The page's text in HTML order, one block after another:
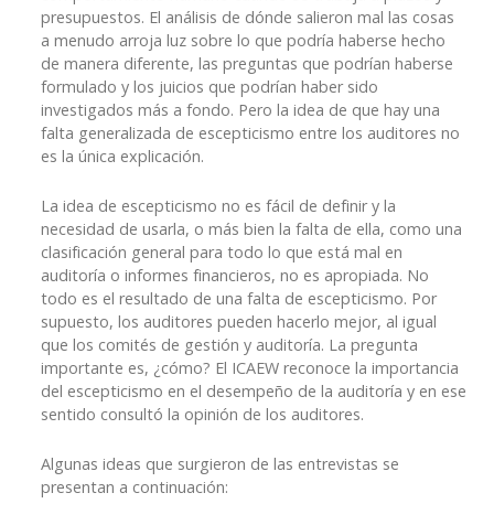
presupuestos. El análisis de dónde salieron mal las cosas
a menudo arroja luz sobre lo que podría haberse hecho
de manera diferente, las preguntas que podrían haberse
formulado y los juicios que podrían haber sido
investigados más a fondo. Pero la idea de que hay una
falta generalizada de escepticismo entre los auditores no
es la única explicación.
La idea de escepticismo no es fácil de definir y la
necesidad de usarla, o más bien la falta de ella, como una
clasificación general para todo lo que está mal en
auditoría o informes financieros, no es apropiada. No
todo es el resultado de una falta de escepticismo. Por
supuesto, los auditores pueden hacerlo mejor, al igual
que los comités de gestión y auditoría. La pregunta
importante es, ¿cómo? El ICAEW reconoce la importancia
del escepticismo en el desempeño de la auditoría y en ese
sentido consultó la opinión de los auditores.
Algunas ideas que surgieron de las entrevistas se
presentan a continuación: